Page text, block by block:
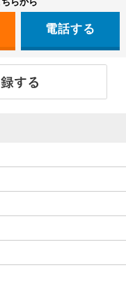
電話する